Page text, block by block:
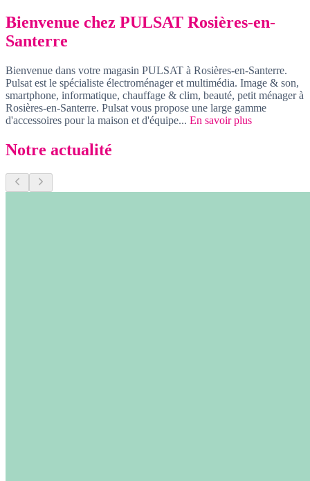
Bienvenue chez PULSAT Rosières-en-
Santerre
Bienvenue dans votre magasin PULSAT à Rosières-en-Santerre.
Pulsat est le spécialiste électroménager et multimédia. Image & son,
smartphone, informatique, chauffage & clim, beauté, petit ménager à
Rosières-en-Santerre. Pulsat vous propose une large gamme
d'accessoires pour la maison et d'équipe... En savoir plus
Notre actualité